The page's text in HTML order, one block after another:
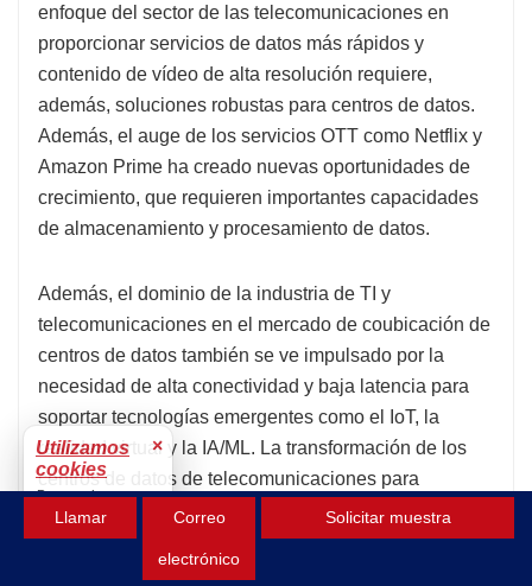
enfoque del sector de las telecomunicaciones en
proporcionar servicios de datos más rápidos y
contenido de vídeo de alta resolución requiere,
además, soluciones robustas para centros de datos.
Además, el auge de los servicios OTT como Netflix y
Amazon Prime ha creado nuevas oportunidades de
crecimiento, que requieren importantes capacidades
de almacenamiento y procesamiento de datos.
Además, el dominio de la industria de TI y
telecomunicaciones en el mercado de coubicación de
centros de datos también se ve impulsado por la
necesidad de alta conectividad y baja latencia para
soportar tecnologías emergentes como el IoT, la
realidad virtual y la IA/ML. La transformación de los
centros de datos de telecomunicaciones para
gestionar grandes volúmenes de datos y necesidades
de baja latencia es crucial para el crecimiento de la
industria. La Política de Desarrollo de las
Llamar Correo
electrónico
Solicitar muestra
Utilizamos
cookies
×
Para mejorar tu
experiencia.